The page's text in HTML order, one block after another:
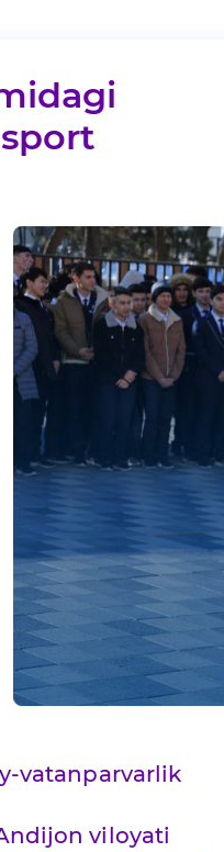
vatanparvarlik
viloyati